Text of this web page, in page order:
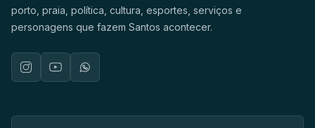
porto, praia, política, cultura, esportes, serviços e
personagens que fazem Santos acontecer.